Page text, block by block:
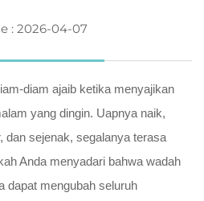
: 2026-04-07
diam ajaib ketika menyajikan
yang dingin. Uapnya naik,
dan sejenak, segalanya terasa
Anda menyadari bahwa wadah
dapat mengubah seluruh